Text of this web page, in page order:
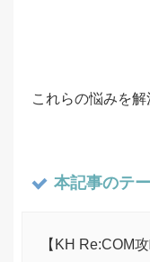
これらの悩みを解
本記事のテ
【KH Re:COM